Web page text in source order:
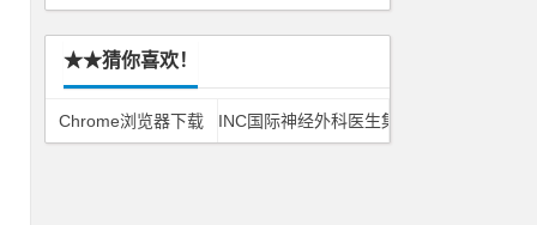
★★猜你喜欢！
Chrome浏览器下载 INC国际神经外科医生集团